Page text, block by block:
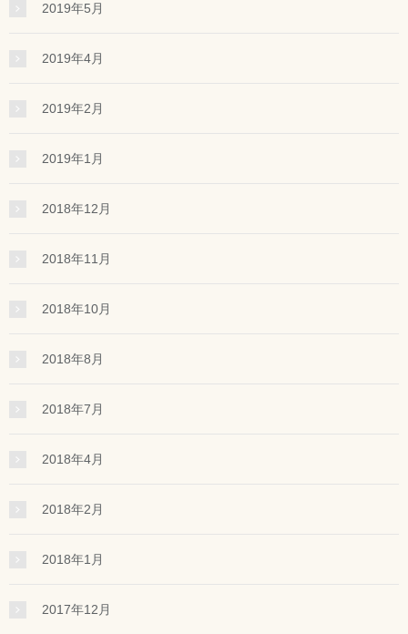
2019年5月
2019年4月
2019年2月
2019年1月
2018年12月
2018年11月
2018年10月
2018年8月
2018年7月
2018年4月
2018年2月
2018年1月
2017年12月